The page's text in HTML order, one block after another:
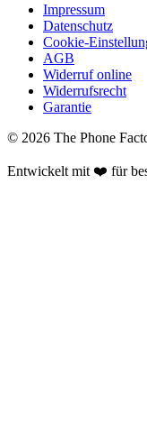
Impressum
Datenschutz
Cookie-
AGB
Widerruf online
Widerrufsrecht
Garantie
© 2026 The Phone
Entwickelt mit ❤️ für